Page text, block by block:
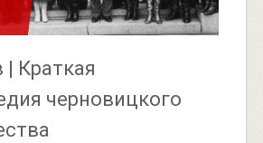
| Краткая
черновицкого